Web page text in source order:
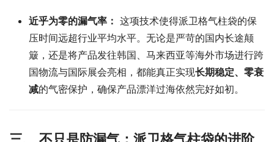
近乎为零的漏气率： 这项技术使得派卫格气柱袋的保
压时间远超行业平均水平。无论是严苛的国内长途颠
簸，还是将产品发往韩国、马来西亚等海外市场进行跨
国物流与国际展会亮相，都能真正实现长期稳定、零衰
减的气密保护，确保产品漂洋过海依然完好如初。
三、 不只是防漏气：派卫格气柱袋的进阶